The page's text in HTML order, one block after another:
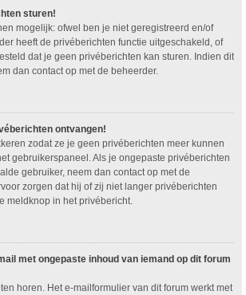
sturen!
mogelijk: ofwel ben je niet geregistreerd en/of
heeft de privéberichten functie uitgeschakeld, of
dat je geen privéberichten kan sturen. Indien dit
dan contact op met de beheerder.
ontvangen!
zodat ze je geen privéberichten meer kunnen
gebruikerspaneel. Als je ongepaste privéberichten
gebruiker, neem dan contact op met de
zorgen dat hij of zij niet langer privéberichten
meldknop in het privébericht.
met ongepaste inhoud van iemand op dit forum
horen. Het e-mailformulier van dit forum werkt met